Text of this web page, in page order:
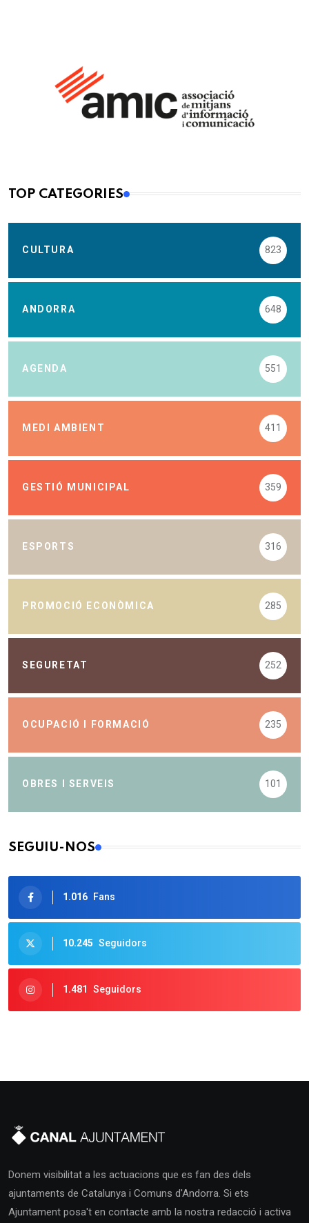
TOP CATEGORIES
CULTURA 823
ANDORRA 648
AGENDA 551
MEDI AMBIENT 411
GESTIÓ MUNICIPAL 359
ESPORTS 316
PROMOCIÓ ECONÒMICA 285
SEGURETAT 252
OCUPACIÓ I FORMACIÓ 235
OBRES I SERVEIS 101
SEGUIU-NOS
1.016 Fans
10.245 Seguidors
1.481 Seguidors
Donem visibilitat a les actuacions que es fan des dels
ajuntaments de Catalunya i Comuns d'Andorra. Si ets
Ajuntament posa't en contacte amb la nostra redacció i activa